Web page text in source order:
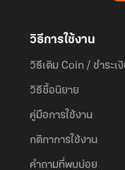
วิธีการใช้งาน
วิธีเติม Coin / ชำระเ
วิธีซื้อนิยาย
คู่มือการใช้งาน
กติกาการใช้งาน
คำถามที่พบบ่อย